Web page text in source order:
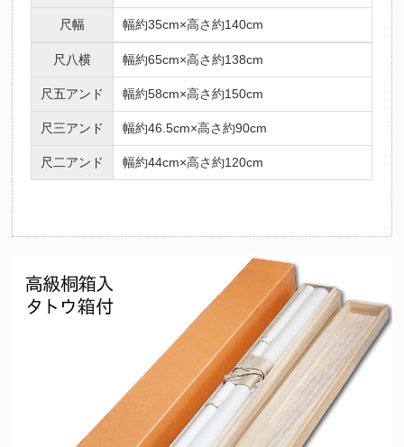
尺幅 幅約35cm×高さ約140cm
尺八横 幅約65cm×高さ約138cm
尺五アンド 幅約58cm×高さ約150cm
尺三アンド 幅約46.5cm×高さ約90cm
尺二アンド 幅約44cm×高さ約120cm